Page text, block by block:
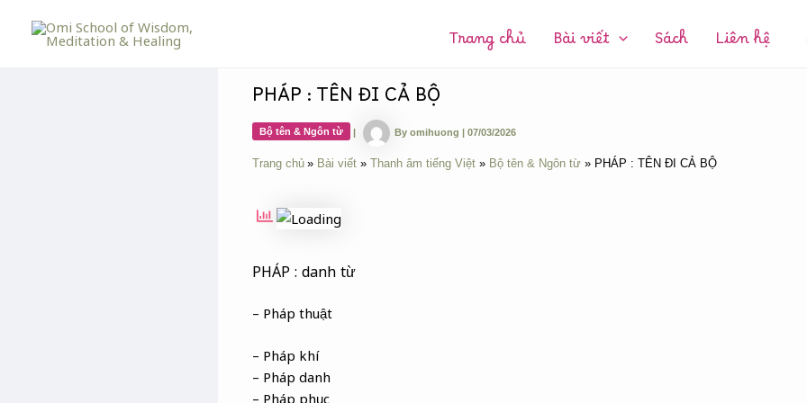
Trang chủ Bài viết Sách Liên hệ
PHÁP : TÊN ĐI CẢ BỘ
Bộ tên & Ngôn từ | By omihuong | 07/03/2026
Trang chủ Bài viết Thanh âm tiếng Việt Bộ tên & Ngôn từ PHÁP : TÊN ĐI CẢ BỘ
PHÁP : danh từ
– Pháp thuật
– Pháp khí
– Pháp danh
– Pháp phục